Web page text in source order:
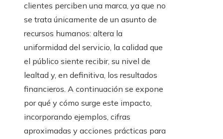
clientes perciben una marca, ya que no
se trata únicamente de un asunto de
recursos humanos: altera la
uniformidad del servicio, la calidad que
el público siente recibir, su nivel de
lealtad y, en definitiva, los resultados
financieros. A continuación se expone
por qué y cómo surge este impacto,
incorporando ejemplos, cifras
aproximadas y acciones prácticas para